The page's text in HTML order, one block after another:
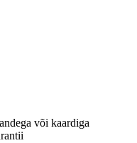
või kaardiga